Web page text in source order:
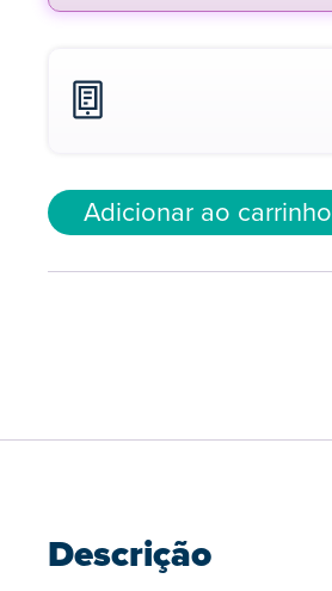
Adicionar ao carrinho
Descrição